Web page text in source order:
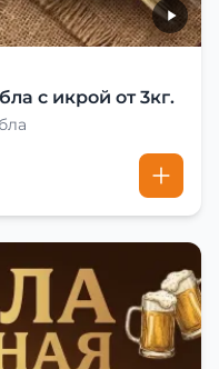
с икрой от 3кг.